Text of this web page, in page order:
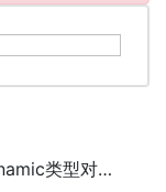
.NET(C#) Json字符串反序列化成dynamic类型对象的方法代码